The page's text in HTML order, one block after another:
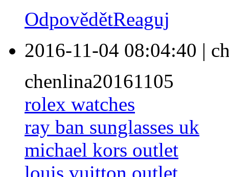
OdpovědětReaguj
2016-11-04 08:04:40 |
chenlina20161105
rolex watches
ray ban sunglasses uk
michael kors outlet